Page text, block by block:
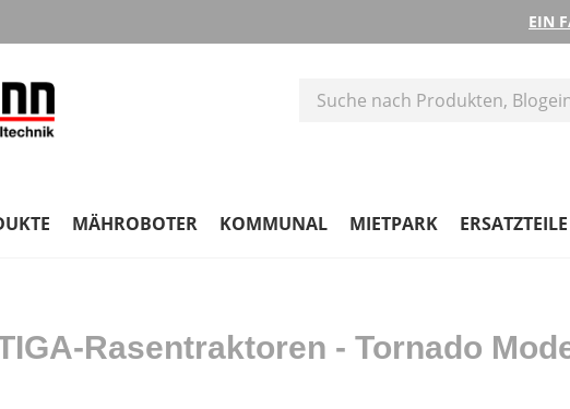
EIN
MÄHROBOTER KOMMUNAL MIETPARK ERSATZTEILE
Rasentraktoren - Tornado